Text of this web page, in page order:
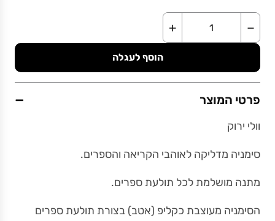
−
+
הוסף לעגלה
פרטי המוצר −
וולי ירוק
סימניה מדליקה לאוהבי הקריאה והספרים.
מתנה מושלמת לכל תולעת ספרים.
הסימניה מעוצבת כקליפ (אטב) בצורת תולעת ספרים